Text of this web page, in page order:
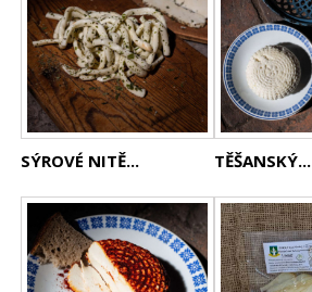
SÝROVÉ NITĚ... TĚŠANSKÝ...